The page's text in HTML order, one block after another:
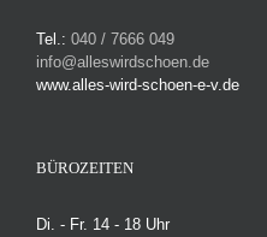
Tel.: 040 / 7666 049
info@alleswirdschoen.de
www.alles-wird-schoen-e-v.de
BÜROZEITEN
Di. - Fr. 14 - 18 Uhr